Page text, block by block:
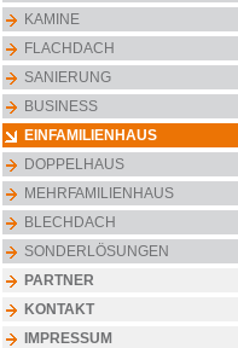
KAMINE
FLACHDACH
SANIERUNG
BUSINESS
EINFAMILIENHAUS
DOPPELHAUS
MEHRFAMILIENHAUS
BLECHDACH
SONDERLÖSUNGEN
PARTNER
KONTAKT
IMPRESSUM